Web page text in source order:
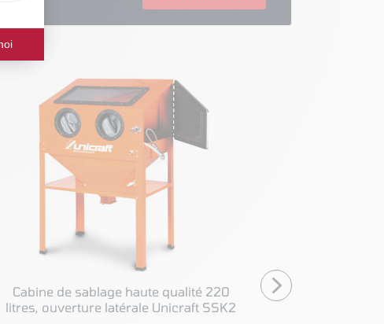
Cabine de sablage haute qualité 220
litres, ouverture latérale Unicraft SSK2
Cabine de sablage